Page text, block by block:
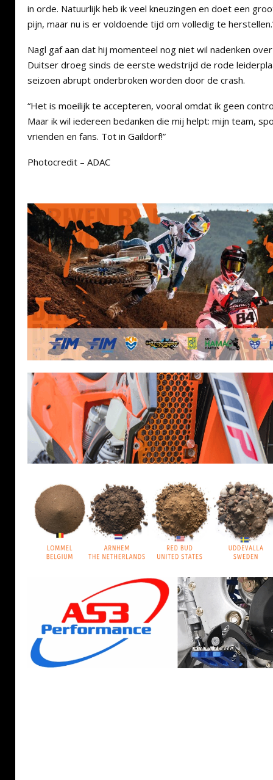
in orde. Natuurlijk heb ik veel kneuzingen en doet een
pijn, maar nu is er voldoende tijd om volledig te
Nagl gaf aan dat hij momenteel nog niet wil nadenken
Duitser droeg sinds de eerste wedstrijd de rode
seizoen abrupt onderbroken worden door de crash.
“Het is moeilijk te accepteren, vooral omdat ik geen
Maar ik wil iedereen bedanken die mij helpt: mijn team,
vrienden en fans. Tot in Gaildorf!”
Photocredit – ADAC